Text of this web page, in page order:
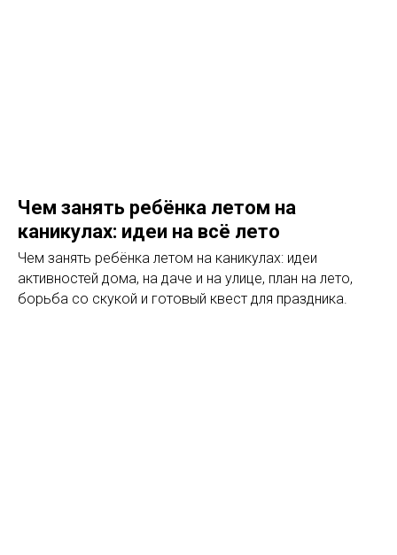
Чем занять ребёнка летом на
каникулах: идеи на всё лето
Чем занять ребёнка летом на каникулах: идеи
активностей дома, на даче и на улице, план на лето,
борьба со скукой и готовый квест для праздника.